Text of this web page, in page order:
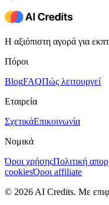
Η αξιόπιστη αγορά για
Πόροι
BlogFAQΠώς λειτουργεί
Εταιρεία
ΣχετικάΕπικοινωνία
Νομικά
Όροι χρήσηςΠολιτική
cookiesΌροι affiliate
© 2026 AI Credits. Με